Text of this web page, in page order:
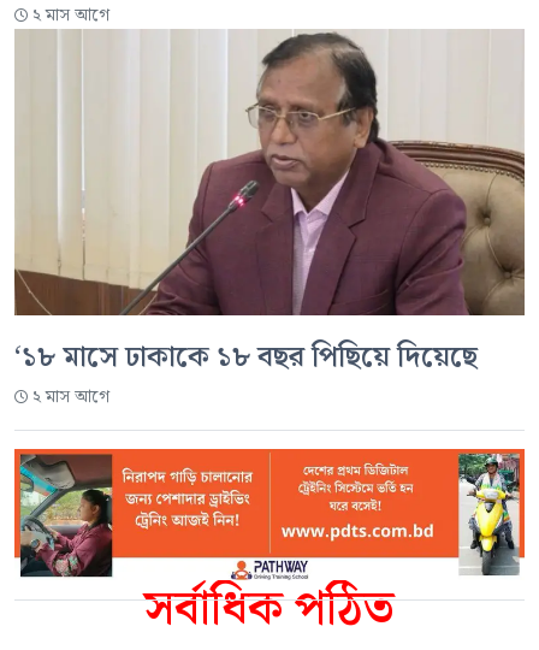
সর্বাধিক পঠিত
২ মাস আগে
‘১৮ মাসে ঢাকাকে ১৮ বছর পিছিয়ে দিয়েছে
২ মাস আগে